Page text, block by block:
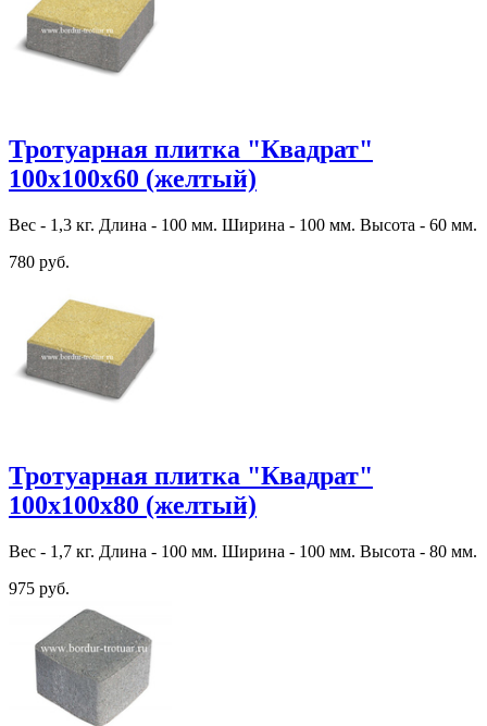
Тротуарная плитка "Квадрат"
100х100х60 (желтый)
Вес - 1,3 кг. Длина - 100 мм. Ширина - 100 мм. Высота - 60 мм.
780 руб.
Тротуарная плитка "Квадрат"
100х100х80 (желтый)
Вес - 1,7 кг. Длина - 100 мм. Ширина - 100 мм. Высота - 80 мм.
975 руб.